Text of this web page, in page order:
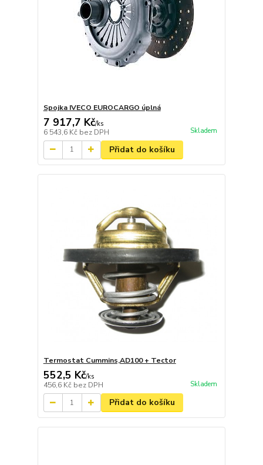
Spojka IVECO EUROCARGO úplná
7 917,7 Kč/ks
6 543,6 Kč bez DPH Skladem
Přidat do košíku
Termostat Cummins,AD100 + Tector
552,5 Kč/ks
456,6 Kč bez DPH Skladem
Přidat do košíku